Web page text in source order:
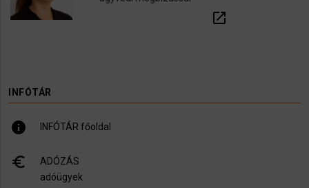
open_in_new
INFÓTÁR
info INFÓTÁR főoldal
euro_symbol
ADÓZÁS
adóügyek